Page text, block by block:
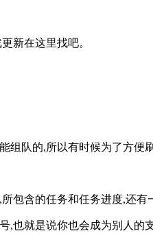
新在这里找吧。
队的,所以有时候为了方便
包含的任务和任务进度,还
也就是说你也会成为别人的